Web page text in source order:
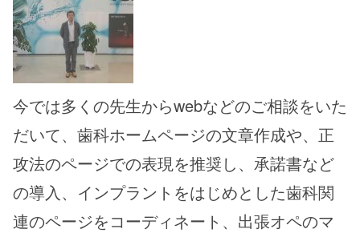
今では多くの先生からwebなどのご相談をいた
だいて、歯科ホームページの文章作成や、正
攻法のページでの表現を推奨し、承諾書など
の導入、インプラントをはじめとした歯科関
連のページをコーディネート、出張オペのマ